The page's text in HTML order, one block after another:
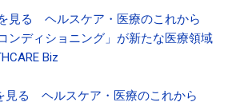
見る ヘルスケア・医療のこれから
ンディショニング」が新たな医療領域
Biz
見る ヘルスケア・医療のこれから